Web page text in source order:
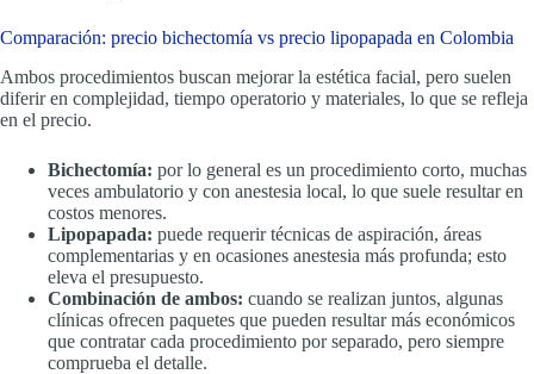
Comparación: precio bichectomía vs precio lipopapada en Colombia
Ambos procedimientos buscan mejorar la estética facial, pero suelen
diferir en complejidad, tiempo operatorio y materiales, lo que se refleja
en el precio.
Bichectomía: por lo general es un procedimiento corto, muchas
veces ambulatorio y con anestesia local, lo que suele resultar en
costos menores.
Lipopapada: puede requerir técnicas de aspiración, áreas
complementarias y en ocasiones anestesia más profunda; esto
eleva el presupuesto.
Combinación de ambos: cuando se realizan juntos, algunas
clínicas ofrecen paquetes que pueden resultar más económicos
que contratar cada procedimiento por separado, pero siempre
comprueba el detalle.